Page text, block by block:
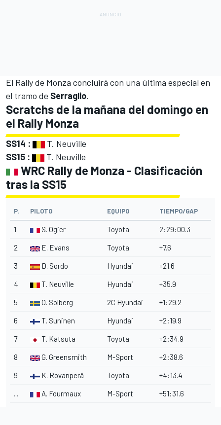
El Rally de Monza concluirá con una última especial en
el tramo de Serraglio.
Scratchs de la mañana del domingo en
el Rally Monza
SS14 :
T. Neuville
SS15 :
T. Neuville
WRC Rally de Monza - Clasificación
tras la SS15
P. PILOTO EQUIPO TIEMPO/GAP
1 S. Ogier Toyota 2:29:00.3
2 E. Evans Toyota +7.6
3 D. Sordo Hyundai +21.6
4 T. Neuville Hyundai +35.9
5 O. Solberg 2C Hyundai +1:29.2
6 T. Suninen Hyundai +2:19.9
7 T. Katsuta Toyota +2:34.9
8 G. Greensmith M-Sport +2:38.6
9 K. Rovanperä Toyota +4:13.4
... A. Fourmaux M-Sport +51:31.6